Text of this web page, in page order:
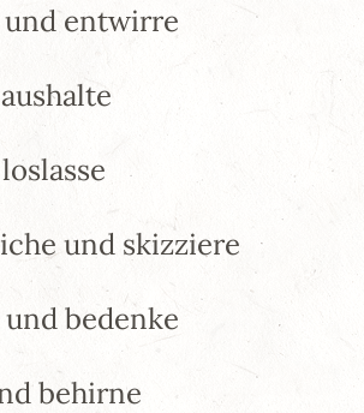
entwirre
und skizziere
bedenke
behirne